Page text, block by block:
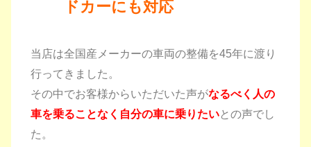
ドカーにも対応
当店は全国産メーカーの車両の整備を45年に渡り
行ってきました。
その中でお客様からいただいた声がなるべく人の
車を乗ることなく自分の車に乗りたいとの声でし
た。